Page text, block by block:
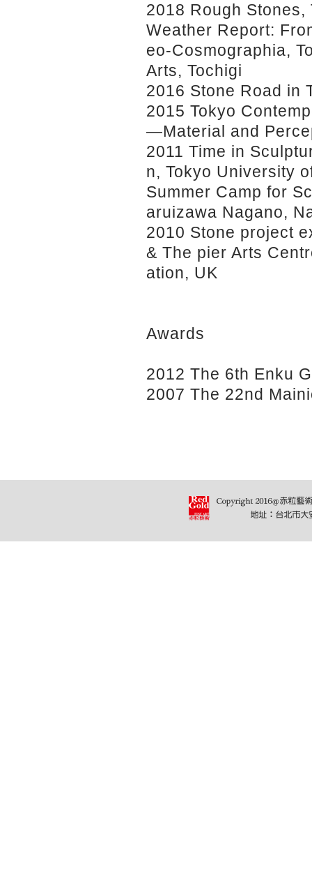
2018 Rough Stones,
Weather Report:
eo-Cosmographia,
Arts, Tochigi
2016 Stone Road in
2015 Tokyo
—Material and
2011 Time in
n, Tokyo University
Summer Camp for
aruizawa Nagano,
2010 Stone project
& The pier Arts
ation, UK
Awards
2012 The 6th Enku
2007 The 22nd